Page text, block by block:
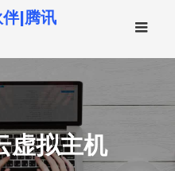
|腾讯
虚拟主机